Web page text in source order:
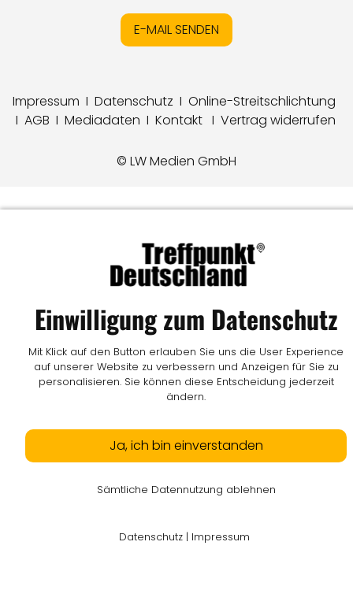
E-MAIL SENDEN
Impressum I Datenschutz I Online-Streitschlichtung
I AGB I Mediadaten I Kontakt I Vertrag widerrufen
© LW Medien GmbH
Einwilligung zum Datenschutz
Mit Klick auf den Button erlauben Sie uns die User Experience
auf unserer Website zu verbessern und Anzeigen für Sie zu
personalisieren. Sie können diese Entscheidung jederzeit
ändern.
Ja, ich bin einverstanden
Sämtliche Datennutzung ablehnen
Datenschutz | Impressum